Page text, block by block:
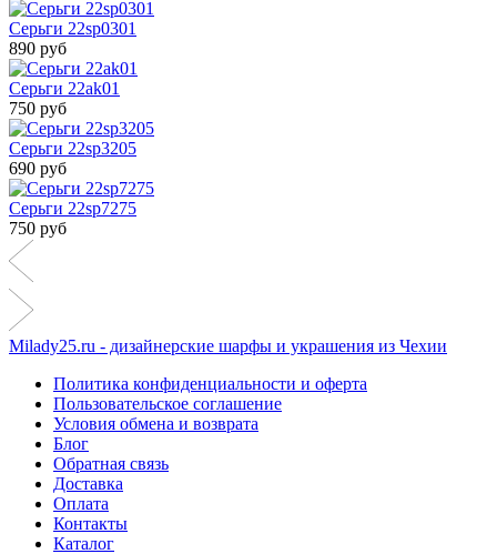
Серьги 22sp0301
890 руб
Серьги 22ak01
750 руб
Серьги 22sp3205
690 руб
Серьги 22sp7275
750 руб
Milady25.ru - дизайнерские шарфы и украшения из Чехии
Политика конфиденциальности и оферта
Пользовательское соглашение
Условия обмена и возврата
Блог
Обратная связь
Доставка
Оплата
Контакты
Каталог